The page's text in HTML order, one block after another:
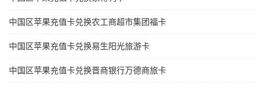
中国区苹果充值卡兑换农工商超市集团福卡
中国区苹果充值卡兑换易生阳光旅游卡
中国区苹果充值卡兑换晋商银行万德商旅卡